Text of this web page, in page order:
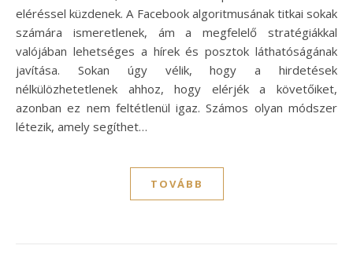
eléréssel küzdenek. A Facebook algoritmusának titkai sokak
számára ismeretlenek, ám a megfelelő stratégiákkal
valójában lehetséges a hírek és posztok láthatóságának
javítása. Sokan úgy vélik, hogy a hirdetések
nélkülözhetetlenek ahhoz, hogy elérjék a követőiket,
azonban ez nem feltétlenül igaz. Számos olyan módszer
létezik, amely segíthet…
TOVÁBB